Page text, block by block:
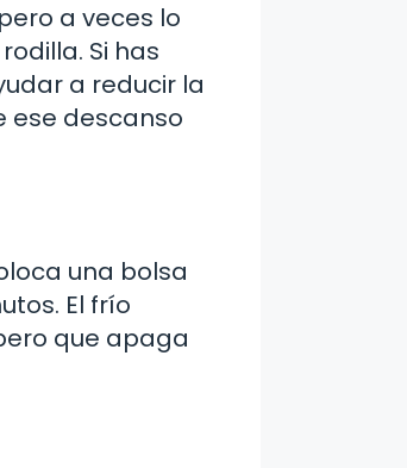
a veces lo
Si has
a reducir la
ese descanso
una bolsa
El frío
que apaga